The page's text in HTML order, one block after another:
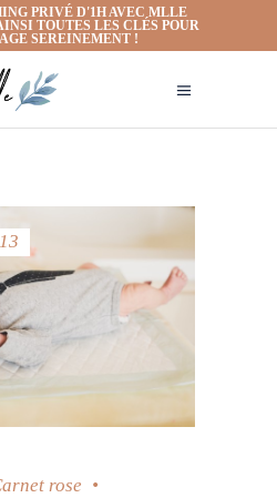
PRIVÉ D'1H AVEC MLLE
TOUTES LES CLÉS POUR
SEREINEMENT !
rose